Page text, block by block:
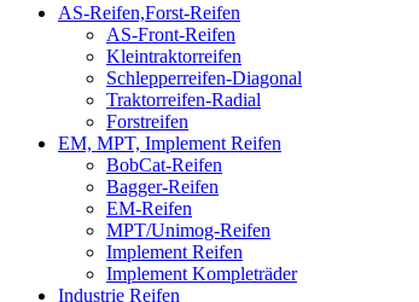
AS-Reifen,Forst-Reifen
AS-Front-Reifen
Kleintraktorreifen
Schlepperreifen-Diagonal
Traktorreifen-Radial
Forstreifen
EM, MPT, Implement Reifen
BobCat-Reifen
Bagger-Reifen
EM-Reifen
MPT/Unimog-Reifen
Implement Reifen
Implement Kompleträder
Industrie Reifen